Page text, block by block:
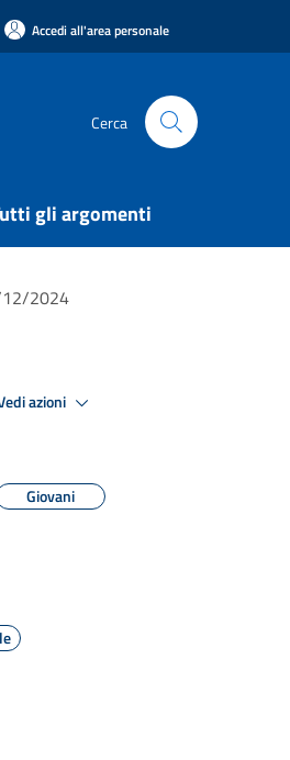
Accedi all'area personale
Cerca
gli argomenti
12/2024
azioni
Giovani